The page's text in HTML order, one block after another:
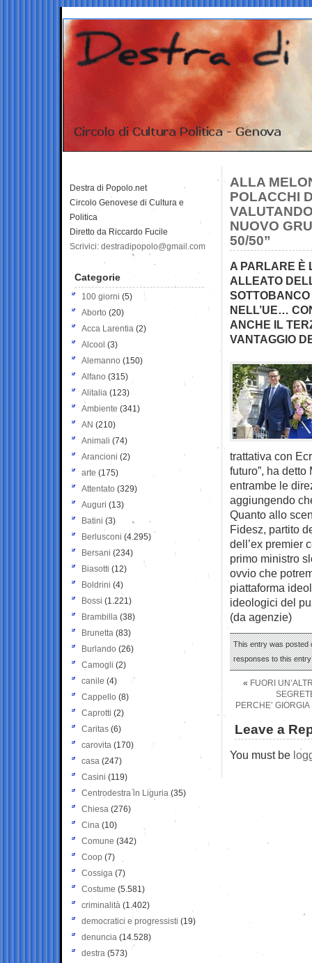
ALLA
POLACCHI
NUOVO
50/50”
A PARLARE È
ALLEATO
NELL’UE…
ANCHE IL
VANTAGGIO
trattativa con
futuro”, ha
entrambe le
aggiungendo
Quanto allo
Fidesz, partito
dell’ex premier
primo ministro
ovvio che
piattaforma
ideologici del
(da agenzie)
This entry was posted
responses to this
« FUORI
PERCHE’
Leave a
You must be
Destra di Popolo.net
Circolo Genovese di Cultura e
Politica
Diretto da Riccardo Fucile
Scrivici: destradipopolo@gmail.com
Categorie
100 giorni (5)
Aborto (20)
Acca Larentia (2)
Alcool (3)
Alemanno (150)
Alfano (315)
Alitalia (123)
Ambiente (341)
AN (210)
Animali (74)
Arancioni (2)
arte (175)
Attentato (329)
Auguri (13)
Batini (3)
Berlusconi (4.295)
Bersani (234)
Biasotti (12)
Boldrini (4)
Bossi (1.221)
Brambilla (38)
Brunetta (83)
Burlando (26)
Camogli (2)
canile (4)
Cappello (8)
Caprotti (2)
Caritas (6)
carovita (170)
casa (247)
Casini (119)
Centrodestra in Liguria (35)
Chiesa (276)
Cina (10)
Comune (342)
Coop (7)
Cossiga (7)
Costume (5.581)
criminalità (1.402)
democratici e progressisti (19)
denuncia (14.528)
destra (573)